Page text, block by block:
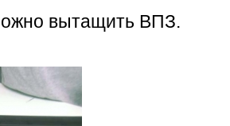
вытащить ВПЗ.